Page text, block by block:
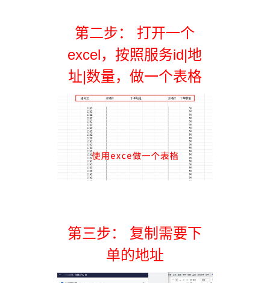
第二步： 打开一个
excel，按照服务id|地
址|数量，做一个表格
第三步： 复制需要下
单的地址